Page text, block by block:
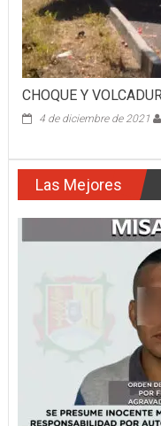
CHOQUE Y
4 de diciembre de 2021
Las Mejores